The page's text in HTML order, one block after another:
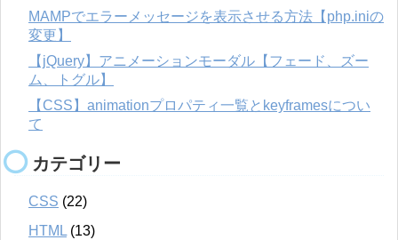
MAMPでエラーメッセージを表示させる方法【php.iniの
変更】
【jQuery】アニメーションモーダル【フェード、ズー
ム、トグル】
【CSS】animationプロパティ一覧とkeyframesについ
て
カテゴリー
CSS (22)
HTML (13)